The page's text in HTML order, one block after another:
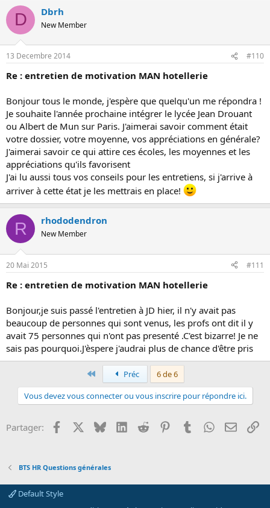
D Dbrh
New Member
13 Decembre 2014 #110
Re : entretien de motivation MAN hotellerie
Bonjour tous le monde, j'espère que quelqu'un me répondra !
Je souhaite l'année prochaine intégrer le lycée Jean Drouant
ou Albert de Mun sur Paris. J'aimerai savoir comment était
votre dossier, votre moyenne, vos appréciations en générale?
J'aimerai savoir ce qui attire ces écoles, les moyennes et les
appréciations qu'ils favorisent
J'ai lu aussi tous vos conseils pour les entretiens, si j'arrive à
arriver à cette état je les mettrais en place!
R rhododendron
New Member
20 Mai 2015 #111
Re : entretien de motivation MAN hotellerie
Bonjour,je suis passé l'entretien à JD hier, il n'y avait pas
beaucoup de personnes qui sont venus, les profs ont dit il y
avait 75 personnes qui n'ont pas presenté .C'est bizarre! Je ne
sais pas pourquoi.J'èspere j'audrai plus de chance d'être pris
PremierPréc
6 de 6
Vous devez vous connecter ou vous inscrire pour répondre ici.
Partager: Facebook BlueskyLinkedInReddit PinterestTumblrWhatsApp
Email
BTS HR Questions générales
Default Style